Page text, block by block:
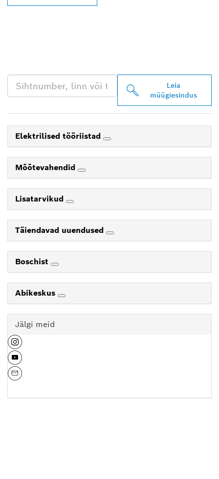
Leia
müügiesindus
Elektrilised tööriistad
Mõõtevahendid
Lisatarvikud
Täiendavad uuendused
Boschist
Abikeskus
Jälgi meid